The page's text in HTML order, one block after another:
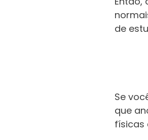
de
Se
que
físicas